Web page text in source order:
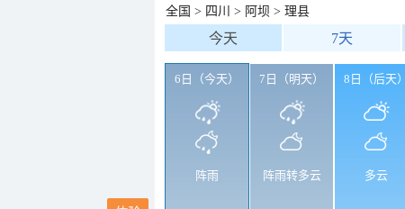
全国 > 四川 > 阿坝 > 理县
今天 7天
6日（今天）
阵雨
7日（明天）
阵雨转多云
8日（后天）
多云